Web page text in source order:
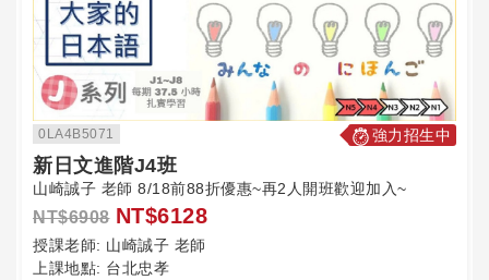
0LA4B5071 強力招生中
新日文進階J4班
山崎誠子 老師 8/18前88折優惠~再2人開班歡迎加入~
NT$6908 NT$6128
授課老師: 山崎誠子 老師
上課地點: 台北忠孝